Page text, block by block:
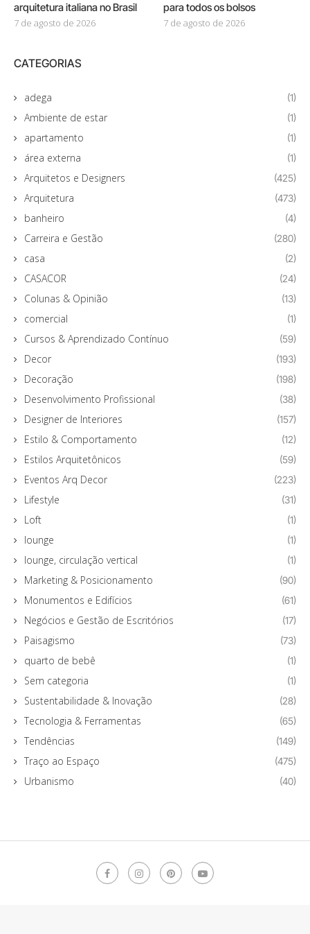
arquitetura italiana no Brasil
7 de agosto de 2026
para todos os bolsos
7 de agosto de 2026
CATEGORIAS
adega (1)
Ambiente de estar (1)
apartamento (1)
área externa (1)
Arquitetos e Designers (425)
Arquitetura (473)
banheiro (4)
Carreira e Gestão (280)
casa (2)
CASACOR (24)
Colunas & Opinião (13)
comercial (1)
Cursos & Aprendizado Contínuo (59)
Decor (193)
Decoração (198)
Desenvolvimento Profissional (38)
Designer de Interiores (157)
Estilo & Comportamento (12)
Estilos Arquitetônicos (59)
Eventos Arq Decor (223)
Lifestyle (31)
Loft (1)
lounge (1)
lounge, circulação vertical (1)
Marketing & Posicionamento (90)
Monumentos e Edifícios (61)
Negócios e Gestão de Escritórios (17)
Paisagismo (73)
quarto de bebê (1)
Sem categoria (1)
Sustentabilidade & Inovação (28)
Tecnologia & Ferramentas (65)
Tendências (149)
Traço ao Espaço (475)
Urbanismo (40)